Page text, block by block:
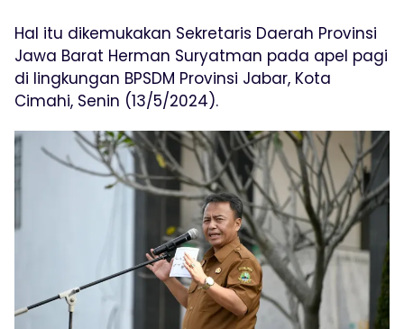
Hal itu dikemukakan Sekretaris Daerah Provinsi
Jawa Barat Herman Suryatman pada apel pagi
di lingkungan BPSDM Provinsi Jabar, Kota
Cimahi, Senin (13/5/2024).